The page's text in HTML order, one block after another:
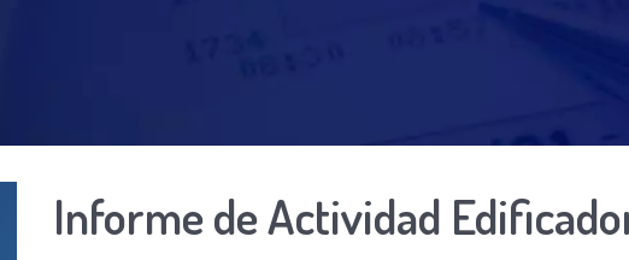
Informe de Actividad